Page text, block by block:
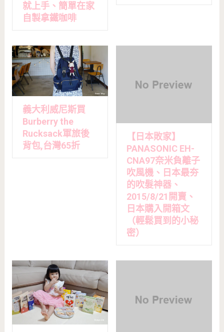
就上手、簡單在家
自製拿鐵咖啡
義大利威尼斯買
Burberry the
Rucksack軍旅後
背包,台灣65折
【日本敗家】
PANASONIC EH-
CNA97奈米負離子
吹風機、日本最夯
的吹髮神器、
2015/8/21開賣、
日本購入開箱文
（輕鬆買到的小秘
密）